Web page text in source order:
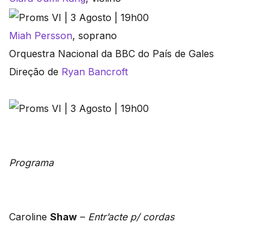
Miah Persson, soprano
Orquestra Nacional da BBC do País de Gales
Direção de Ryan Bancroft
Programa
Caroline Shaw – Entr’acte p/ cordas